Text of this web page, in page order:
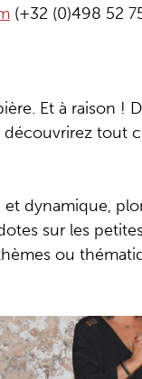
(+32 (0)498 52
Et à raison !
tout
dynamique,
sur les
ou